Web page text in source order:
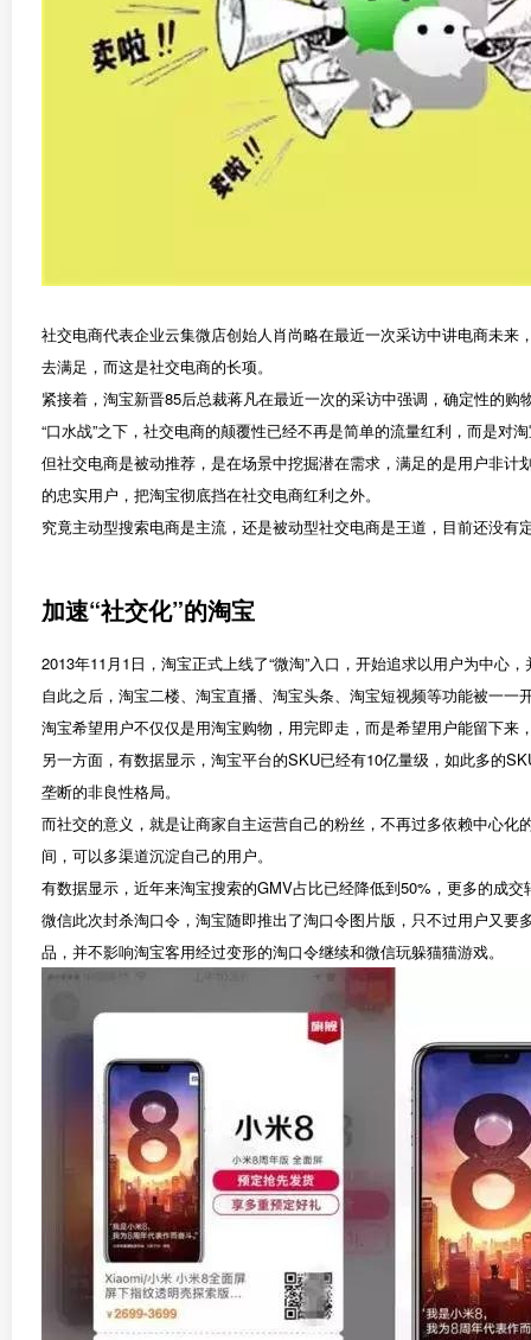
社交电商代表企业云集微店创始人肖尚略在最近一次采访中讲电商未
去满足，而这是社交电商的长项。
紧接着，淘宝新晋85后总裁蒋凡在最近一次的采访中强调，确定性的
“口水战”之下，社交电商的颠覆性已经不再是简单的流量红利，而是对
但社交电商是被动推荐，是在场景中挖掘潜在需求，满足的是用户非
的忠实用户，把淘宝彻底挡在社交电商红利之外。
究竟主动型搜索电商是主流，还是被动型社交电商是王道，目前还没
加速“社交化”的淘宝
2013年11月1日，淘宝正式上线了“微淘”入口，开始追求以用户为中
自此之后，淘宝二楼、淘宝直播、淘宝头条、淘宝短视频等功能被一
淘宝希望用户不仅仅是用淘宝购物，用完即走，而是希望用户能留下来
另一方面，有数据显示，淘宝平台的SKU已经有10亿量级，如此多的
垄断的非良性格局。
而社交的意义，就是让商家自主运营自己的粉丝，不再过多依赖中心
间，可以多渠道沉淀自己的用户。
有数据显示，近年来淘宝搜索的GMV占比已经降低到50%，更多的成
微信此次封杀淘口令，淘宝随即推出了淘口令图片版，只不过用户又
品，并不影响淘宝客用经过变形的淘口令继续和微信玩躲猫猫游戏。